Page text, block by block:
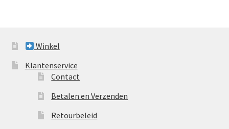
Winkel
Klantenservice
Contact
Betalen en Verzenden
Retourbeleid